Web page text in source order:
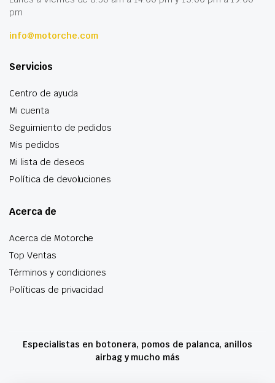
pm
info@motorche.com
Servicios
Centro de ayuda
Mi cuenta
Seguimiento de pedidos
Mis pedidos
Mi lista de deseos
Política de devoluciones
Acerca de
Acerca de Motorche
Top Ventas
Términos y condiciones
Políticas de privacidad
Especialistas en botonera, pomos de palanca, anillos
airbag y mucho más